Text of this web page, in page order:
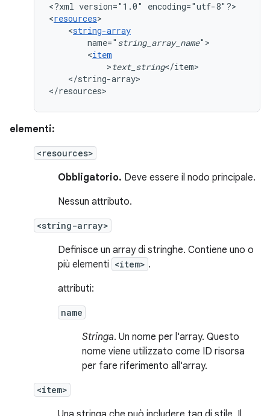
<?xml version="1.0"
encoding="utf-8"?>
<resources
<string-array
name=" string_array_name
<item
>text_string
</string-array>
</resources>
elementi:
<resources>
Obbligatorio. Deve essere il nodo principale.
Nessun attributo.
<string-array>
Definisce un array di stringhe. Contiene uno o
più elementi <item> .
attributi:
name
Stringa. Un nome per l'array. Questo
nome viene utilizzato come ID risorsa
per fare riferimento all'array.
<item>